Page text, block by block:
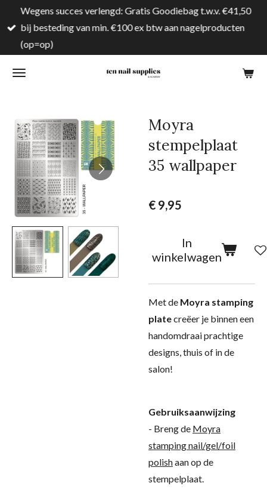
direct
naar
hoofdinhoud
Wegens succes verlengd: Gratis Goodiebag t.w.v. €41,50
bij besteding van min. €100 ex btw aan nagelproducten
(op=op)
Moyra
stempelplaat
35 wallpaper
€ 9,95
In
winkelwagen
Met de Moyra stamping
platecreëer je binnen een
handomdraai prachtige
designs, thuis of in de
salon!
Gebruiksaanwijzing
- Breng de Moyra
stamping nail/gel/foil
polishaan op de
stempelplaat.